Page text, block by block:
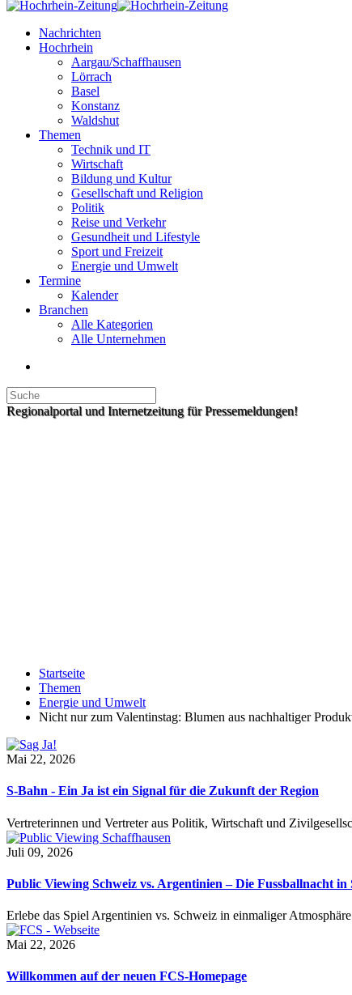
Nachrichten
Hochrhein
Aargau/Schaffhausen
Lörrach
Basel
Konstanz
Waldshut
Themen
Technik und IT
Wirtschaft
Bildung und Kultur
Gesellschaft und Religion
Politik
Reise und Verkehr
Gesundheit und Lifestyle
Sport und Freizeit
Energie und Umwelt
Termine
Kalender
Branchen
Alle Kategorien
Alle Unternehmen
Regionalportal und Internetzeitung für Pressemeldungen!
Startseite
Themen
Energie und Umwelt
Nicht nur zum Valentinstag: Blumen aus nachhaltiger
Mai 22, 2026
S-Bahn - Ein Ja ist ein Signal für die Zukunft der Region
Vertreterinnen und Vertreter aus Politik, Wirtschaft und
Juli 09, 2026
Public Viewing Schweiz vs. Argentinien – Die Fussballnacht in
Erlebe das Spiel Argentinien vs. Schweiz in einmaliger
Mai 22, 2026
Willkommen auf der neuen FCS-Homepage